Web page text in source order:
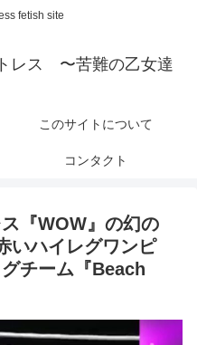
fetish site
レス 〜苦難の乙女達
このサイトについて
コンタクト
『WOW』の幻の
いハイレグワンピ
チーム『Beach